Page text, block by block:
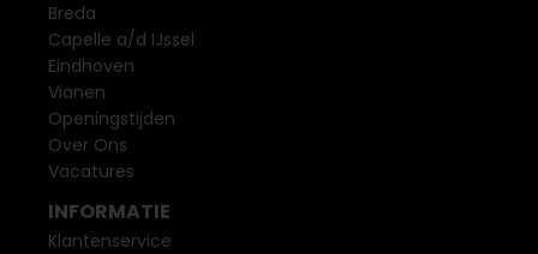
Breda
Capelle a/d IJssel
Eindhoven
Vianen
Openingstijden
Over Ons
Vacatures
INFORMATIE
Klantenservice